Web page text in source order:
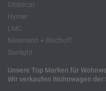
Globecar
Hymer
LMC
Niesmann + Bischoff
Sunlight
Unsere Top Marken für
Wir verkaufen Wohnwagen